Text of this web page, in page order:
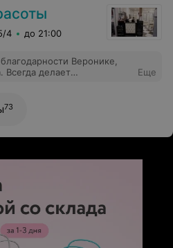
4 до 21:00
Веронике,
Всегда делает
Еще
73